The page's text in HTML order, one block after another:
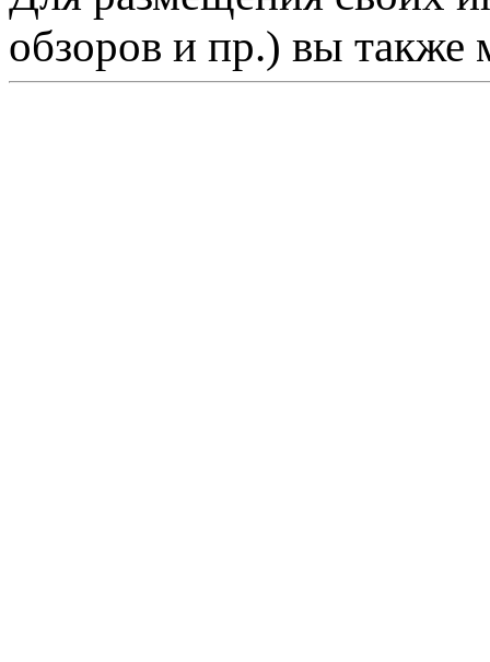
обзоров и пр.) вы также